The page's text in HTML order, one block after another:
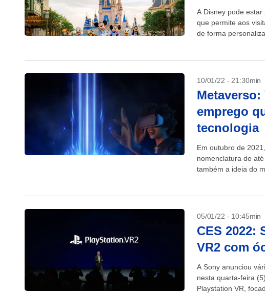
A Disney pode
que permite aos
de forma
10/01/22 - 21:30min
emprego
tecnologia
Em outubro de
nomenclatura do
também a ideia do
05/01/22 - 10:45min
CES 2022:
VR2 com
A Sony anunciou
nesta quarta-feira
Playstation VR,